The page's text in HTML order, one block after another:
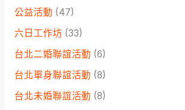
公益活動 (47)
六日工作坊 (33)
台北二婚聯誼活動 (6)
台北單身聯誼活動 (8)
台北未婚聯誼活動 (8)